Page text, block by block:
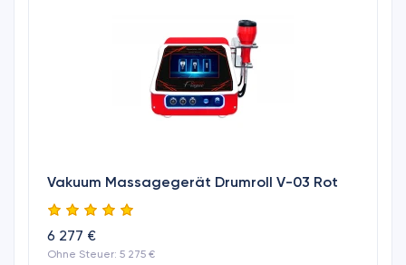
Vakuum Massagegerät Drumroll V-03 Rot
6 277 €
Ohne Steuer: 5 275 €